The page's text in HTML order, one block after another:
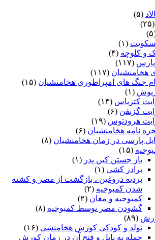
(۵)
(۲۵)
(۱)
و کلوچه (۴)
پارس (۱۱۷)
هخامنشیان (۱۱۷)
جنگ های امپراطوری هخامنشیان (۱۵)
(۱)
کتزیاس (۱۳)
گزنفن (۶)
هرودتوس (۱۹)
نامه هخامنشیان (۶)
پارسی در زمان هخامنشیان (۸)
(۱۵)
باز جستن کین پدر (۱)
برادر کشی (۱)
بردیه دروغین ، بازگشت از مصر و کشته
شدن کمبوجیه (۲)
کمبوجیه و مغان (۲)
گشودن مصر توسط کمبوجیه (۸)
(۸۹)
تولد و کودکی کورش هخامنشی (۱۶)
حمله به بابل و فتح آن در زمان کورش